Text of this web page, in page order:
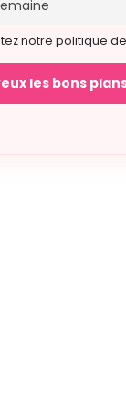
notre politique